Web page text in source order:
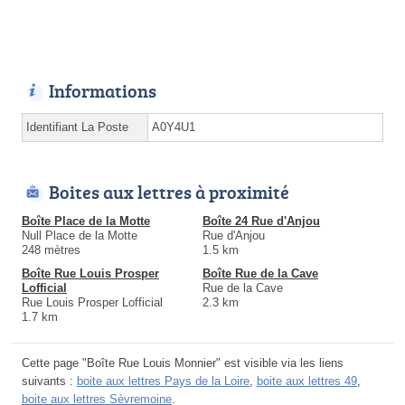
Informations
Identifiant La Poste A0Y4U1
Boites aux lettres à proximité
Boîte Place de la Motte
Null Place de la Motte
248 mètres
Boîte 24 Rue d'Anjou
Rue d'Anjou
1.5 km
Boîte Rue Louis Prosper
Lofficial
Rue Louis Prosper Lofficial
1.7 km
Boîte Rue de la Cave
Rue de la Cave
2.3 km
Cette page "Boîte Rue Louis Monnier" est visible via les liens
suivants : boite aux lettres Pays de la Loire, boite aux lettres 49,
boite aux lettres Sèvremoine.